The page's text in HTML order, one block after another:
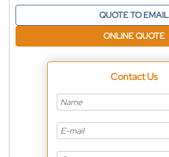
QUOTE TO EMAIL
ONLINE QUOTE
Contact Us